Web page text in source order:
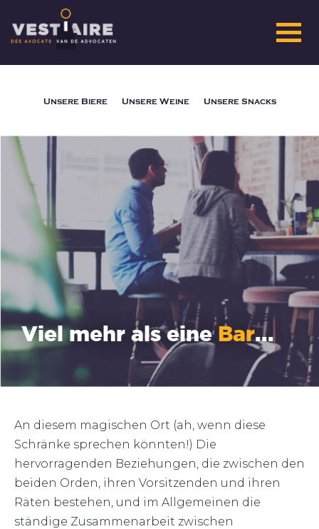
Unsere Biere Unsere Weine Unsere Snacks
Viel mehr als eineBar...
An diesem magischen Ort (ah, wenn diese
Schränke sprechen könnten!) Die
hervorragenden Beziehungen, die zwischen den
beiden Orden, ihren Vorsitzenden und ihren
Räten bestehen, und im Allgemeinen die
ständige Zusammenarbeit zwischen